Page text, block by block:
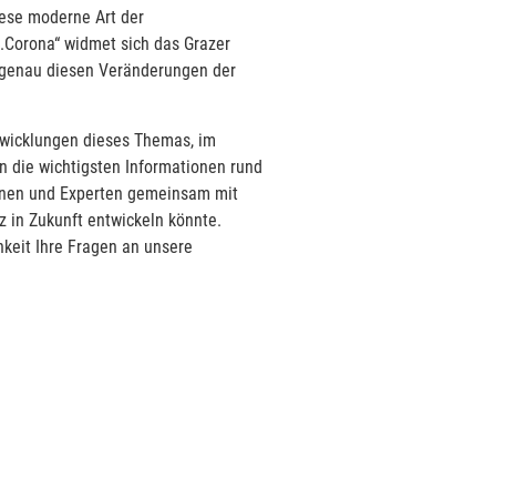
moderne Art der
widmet sich das Grazer
diesen Veränderungen der
dieses Themas, im
die wichtigsten Informationen rund
und Experten gemeinsam mit
in Zukunft entwickeln könnte.
Ihre Fragen an unsere